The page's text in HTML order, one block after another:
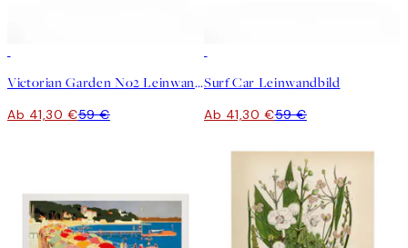
Victorian Garden No2 Leinwandbild
Ab 41,30 €59 €
Surf Car Leinwandbild
Ab 41,30 €59 €